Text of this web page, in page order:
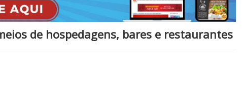
de hospedagens, bares e restaurantes